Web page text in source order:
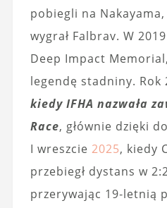
pobiegli na
wygrał Falbrav. W
Deep Impact
legendę stadniny. Rok
kiedy IFHA nazwała
Race, głównie dzięki
I wreszcie 2025, kiedy
przebiegł dystans w
przerywając 19‑letnią